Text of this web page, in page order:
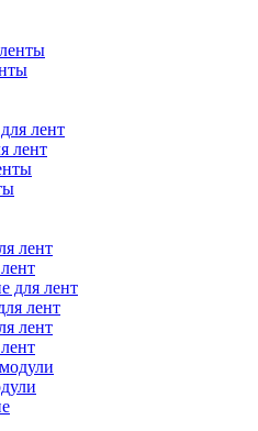
лент
лент